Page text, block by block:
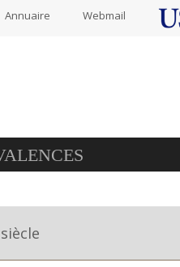
Annuaire Webmail